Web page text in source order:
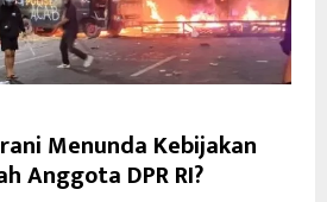
Menunda Kebijakan
Anggota DPR RI?